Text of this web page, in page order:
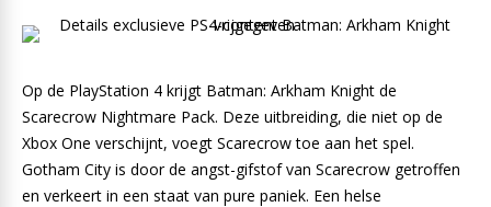
Op de PlayStation 4 krijgt Batman: Arkham Knight de
Scarecrow Nightmare Pack. Deze uitbreiding, die niet op de
Xbox One verschijnt, voegt Scarecrow toe aan het spel.
Gotham City is door de angst-gifstof van Scarecrow getroffen
en verkeert in een staat van pure paniek. Een helse